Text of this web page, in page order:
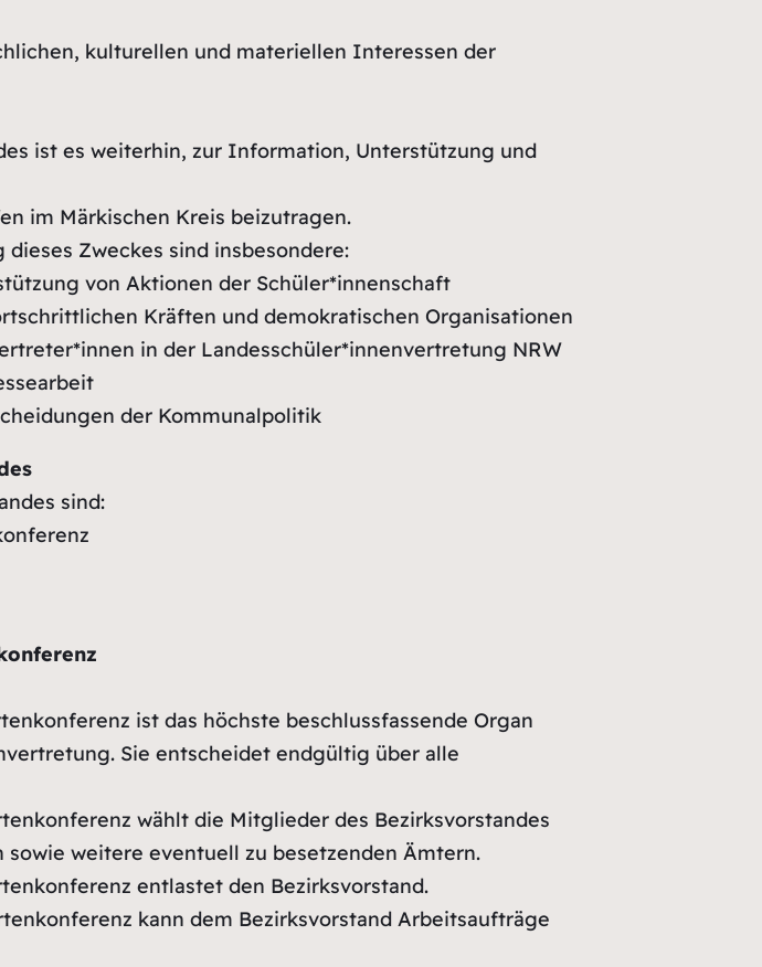
kulturellen und materiellen Interessen der
ist es weiterhin, zur Information, Unterstützung und
im Märkischen Kreis beizutragen.
Zweckes sind insbesondere:
von Aktionen der Schüler*innenschaft
Kräften und demokratischen Organisationen
in der Landesschüler*innenvertretung NRW
der Kommunalpolitik
sind:
ist das höchste beschlussfassende Organ
Sie entscheidet endgültig über alle
wählt die Mitglieder des Bezirksvorstandes
sowie weitere eventuell zu besetzenden Ämtern.
entlastet den Bezirksvorstand.
kann dem Bezirksvorstand Arbeitsaufträge